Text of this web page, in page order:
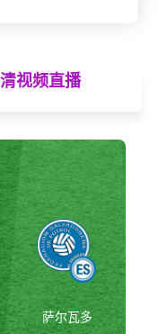
视频直播
萨尔瓦多